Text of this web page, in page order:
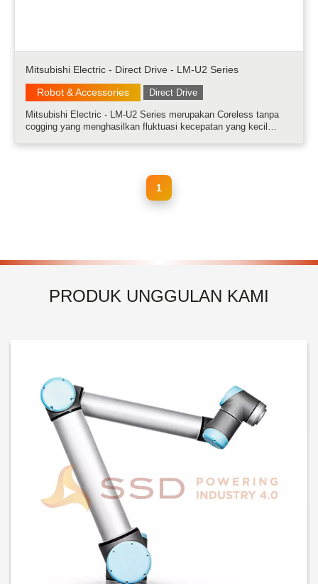
Mitsubishi Electric - Direct Drive - LM-U2 Series
Robot & Accessories
Direct Drive
Mitsubishi Electric - LM-U2 Series merupakan Coreless tanpa
cogging yang menghasilkan fluktuasi kecepatan yang kecil
1
PRODUK UNGGULAN KAMI